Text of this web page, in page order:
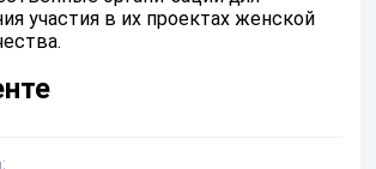
участия в их проектах женской